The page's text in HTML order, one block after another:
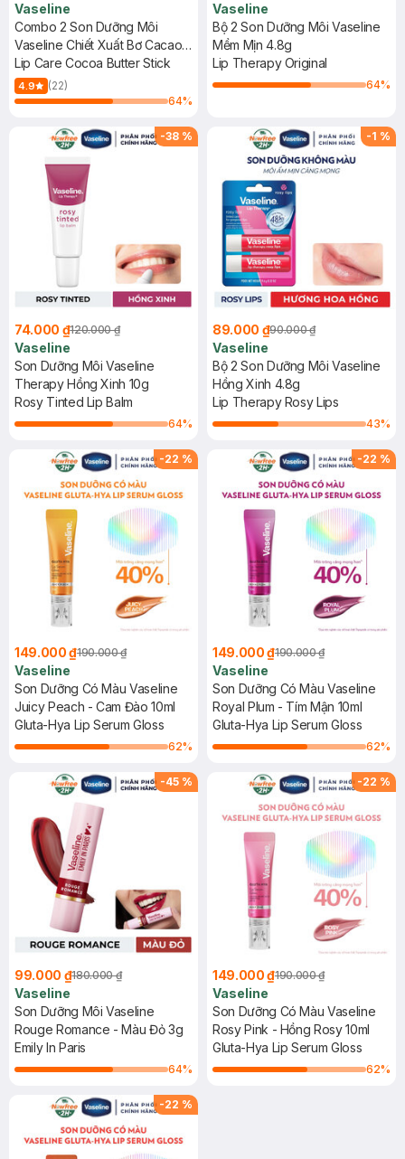
Vaseline
Combo 2 Son Dưỡng Môi
Vaseline Chiết Xuất Bơ Cacao
4.8g
Lip Care Cocoa Butter Stick
4.9
(22)
64%
Vaseline
Bộ 2 Son Dưỡng Môi Vaseline
Mềm Mịn 4.8g
Lip Therapy Original
64%
-38 %
74.000 ₫120.000 ₫
Vaseline
Son Dưỡng Môi Vaseline
Therapy Hồng Xinh 10g
Rosy Tinted Lip Balm
64%
-1 %
89.000 ₫90.000 ₫
Vaseline
Bộ 2 Son Dưỡng Môi Vaseline
Hồng Xinh 4.8g
Lip Therapy Rosy Lips
43%
-22 %
149.000 ₫190.000 ₫
Vaseline
Son Dưỡng Có Màu Vaseline
Juicy Peach - Cam Đào 10ml
Gluta-Hya Lip Serum Gloss
62%
-22 %
149.000 ₫190.000 ₫
Vaseline
Son Dưỡng Có Màu Vaseline
Royal Plum - Tím Mận 10ml
Gluta-Hya Lip Serum Gloss
62%
-45 %
99.000 ₫180.000 ₫
Vaseline
Son Dưỡng Môi Vaseline
Rouge Romance - Màu Đỏ 3g
Emily In Paris
64%
-22 %
149.000 ₫190.000 ₫
Vaseline
Son Dưỡng Có Màu Vaseline
Rosy Pink - Hồng Rosy 10ml
Gluta-Hya Lip Serum Gloss
62%
-22 %